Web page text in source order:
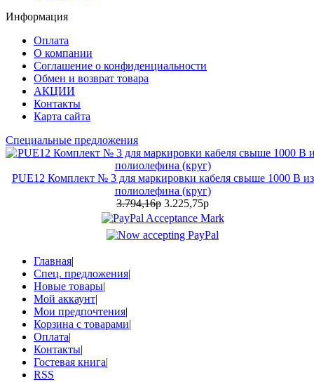
Информация
Оплата
О компании
Соглашение о конфиденциальности
Обмен и возврат товара
АКЦИИ
Контакты
Карта сайта
Специальные предложения
PUE12 Комплект № 3 для маркировки кабеля свыше 1000 В из
полиолефина (круг)
3.794,16р 3.225,75р
Главная|
Спец. предложения|
Новые товары|
Мой аккаунт|
Мои предпочтения|
Корзина с товарами|
Оплата|
Контакты|
Гостевая книга|
RSS